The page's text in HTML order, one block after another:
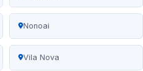
Nonoai
Vila Nova